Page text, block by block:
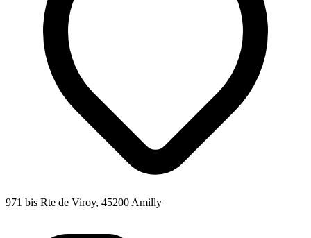
971 bis Rte de Viroy, 45200 Amilly